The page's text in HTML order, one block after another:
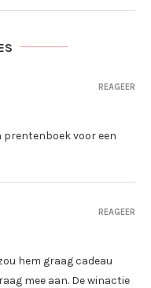
prentenboek voor een
REAGEER
hem graag cadeau
mee aan. De winactie
REAGEER